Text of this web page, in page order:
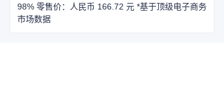
98% 零售价：人民币 166.72 元 *基于顶级电子商务
市场数据